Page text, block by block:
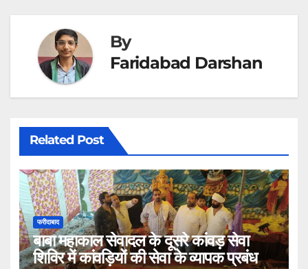
By
Faridabad Darshan
Related Post
फरीदाबाद
बाबा महाकाल सेवादल के दूसरे कांवड़ सेवा
शिविर में कांवड़ियों की सेवा के व्यापक प्रबंध